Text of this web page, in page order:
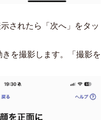
されたら「次へ」をタッ
を撮影します。「撮影を